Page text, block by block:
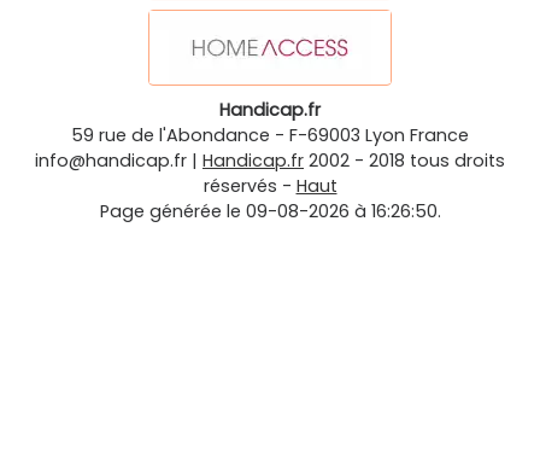
Handicap.fr
59 rue de l'Abondance - F-69003 Lyon France
info@handicap.fr | Handicap.fr 2002 - 2018 tous droits
réservés - Haut
Page générée le 09-08-2026 à 16:26:50.